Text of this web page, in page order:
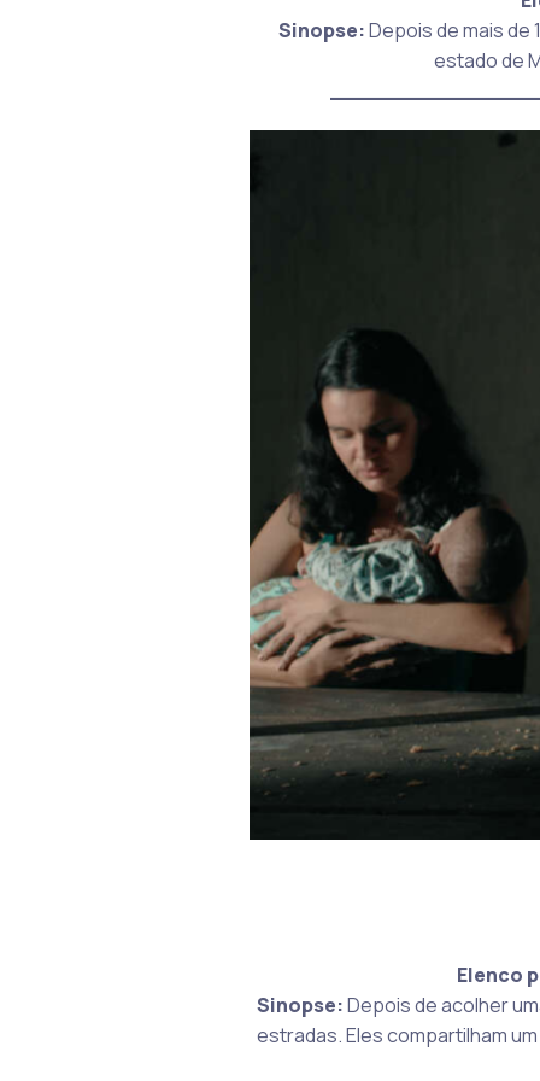
Sinopse:Depois de mais de
estado de
Elenco
Sinopse:Depois de acolher
estradas. Eles compartilham